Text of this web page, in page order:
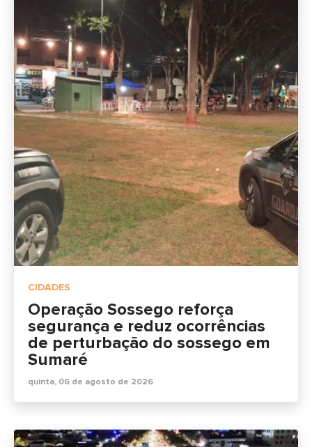
CIDADES
Operação Sossego reforça
segurança e reduz ocorrências
de perturbação do sossego em
Sumaré
quinta, 06 de agosto de 2026